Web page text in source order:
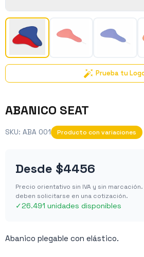
Prueba tu
ABANICO SEAT
SKU: ABA 001 Producto con variaciones
Desde $4456
Precio orientativo sin IVA y sin
deben solicitarse en una cotización.
✓26.491 unidades disponibles
Abanico plegable con elástico.